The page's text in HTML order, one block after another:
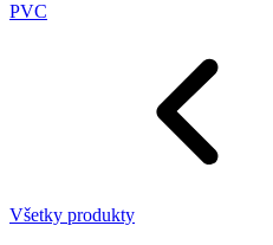
PVC
Všetky produkty